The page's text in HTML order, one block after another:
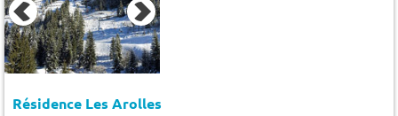
Résidence Les Arolles